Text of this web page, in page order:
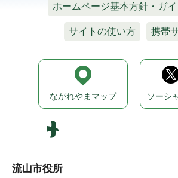
ホームページ基本方針・ガ
サイトの使い方 携帯
流山市役所
ながれやまマップ ソーシ